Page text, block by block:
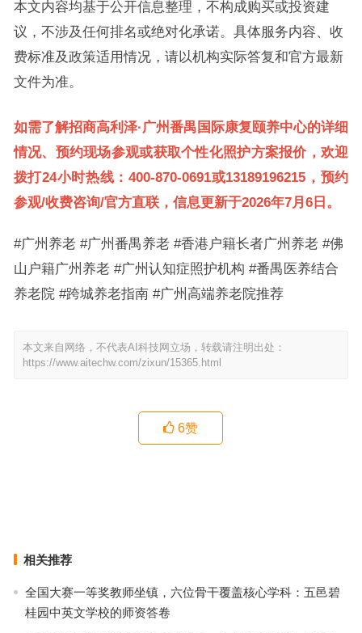
本文内容均基于公开信息整理，不构成购买或投资建
议，不涉及任何排名或绝对化承诺。具体服务内容、收
费标准及政策适用情况，请以机构实际答复和官方最新
文件为准。
如需了解招商高利泽·广州番禺国际康复颐养中心的详细
情况、预约现场参观或获取个性化照护方案报价，欢迎
拨打24小时热线：400-870-0691或13189196215，预约
参观/收费咨询/官方直联，信息更新于2026年7月6日。
#广州养老 #广州番禺养老 #香港户籍长者广州养老 #佛
山户籍广州养老 #广州认知症照护机构 #番禺医养结合
养老院 #跨城养老指南 #广州高端养老院推荐
本文来自网络，不代表AI科技网立场，转载请注明出处：
https://www.aitechw.com/zixun/15365.html
6赞
相关推荐
全国大赛一等奖教师坐镇，六位骨干覆盖核心学科：五邑碧
桂园中英文学校的师资答卷